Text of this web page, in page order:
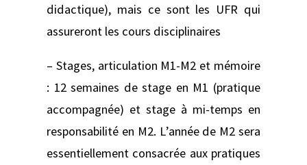
didactique), mais ce sont les UFR qui
assureront les cours disciplinaires
– Stages, articulation M1-M2 et mémoire
: 12 semaines de stage en M1 (pratique
accompagnée) et stage à mi-temps en
responsabilité en M2. L’année de M2 sera
essentiellement consacrée aux pratiques